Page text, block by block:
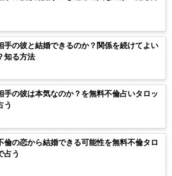
手の彼と結婚できるのか？関係を続けてよい
知る方法
手の彼は本気なのか？を無料不倫占いタロッ
う
倫の恋から結婚できる可能性を無料不倫タロ
占う